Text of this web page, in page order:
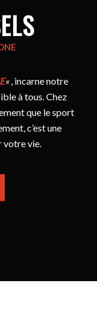
«, incarne notre
à tous. Chez
que le sport
c’est une
votre vie.